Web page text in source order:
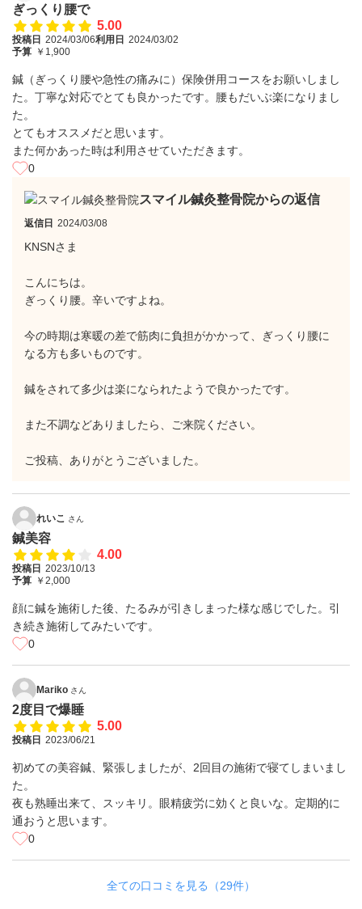
ぎっくり腰で
5.00
投稿日 2024/03/06利用日 2024/03/02
予算 ￥1,900
鍼（ぎっくり腰や急性の痛みに）保険併用コースをお願いしまし
た。丁寧な対応でとても良かったです。腰もだいぶ楽になりまし
た。
とてもオススメだと思います。
また何かあった時は利用させていただきます。
0
スマイル鍼灸整骨院からの返信
返信日 2024/03/08
KNSNさま
こんにちは。
ぎっくり腰。辛いですよね。
今の時期は寒暖の差で筋肉に負担がかかって、ぎっくり腰に
なる方も多いものです。
鍼をされて多少は楽になられたようで良かったです。
また不調などありましたら、ご来院ください。
ご投稿、ありがとうございました。
れいこ さん
鍼美容
4.00
投稿日 2023/10/13
予算 ￥2,000
顔に鍼を施術した後、たるみが引きしまった様な感じでした。引
き続き施術してみたいです。
0
Mariko さん
2度目で爆睡
5.00
投稿日 2023/06/21
初めての美容鍼、緊張しましたが、2回目の施術で寝てしまいまし
た。
夜も熟睡出来て、スッキリ。眼精疲労に効くと良いな。定期的に
通おうと思います。
0
全ての口コミを見る（29件）